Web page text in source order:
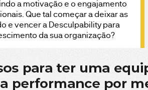
a motivação e o engajamento
Que tal começar a deixar as
e vencer a Desculpability para
da sua organização?